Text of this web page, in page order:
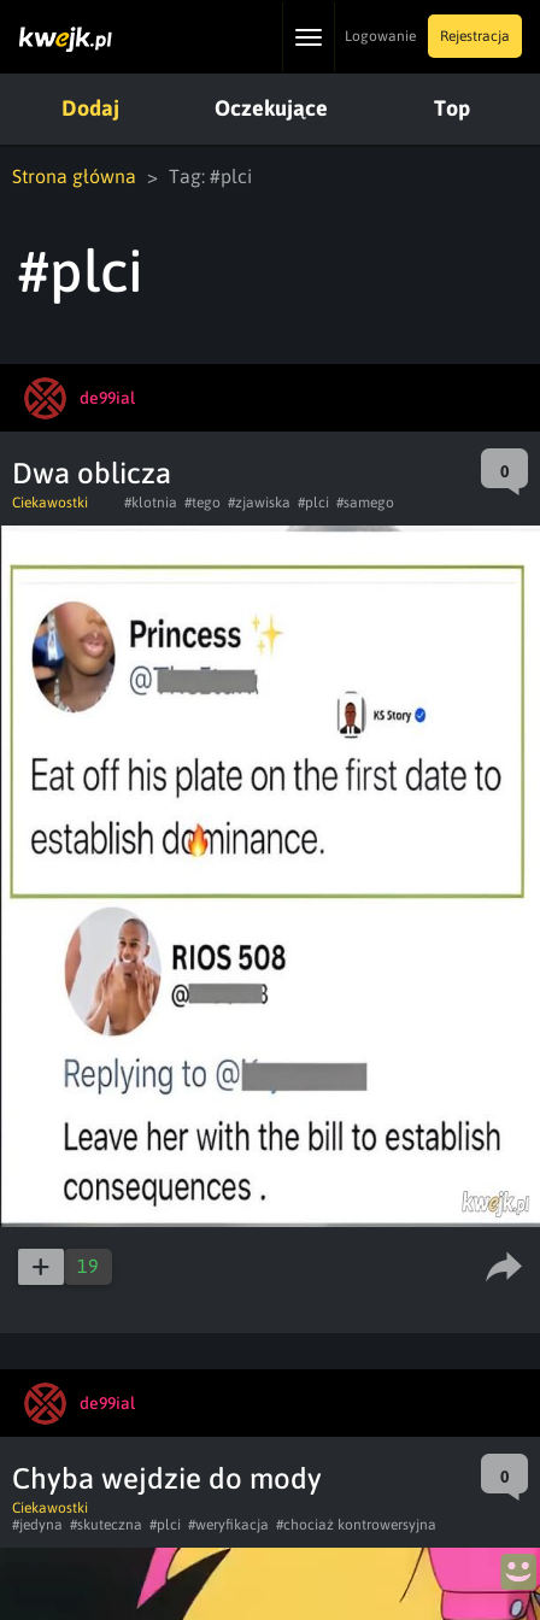
ToggleLogowanie Rejestracja
Dodaj Oczekujące Top
Strona główna Tag: #plci
#plci
de99ial
Dwa oblicza 0
Ciekawostki #klotnia #tego #zjawiska #plci #samego
19
de99ial
Chyba wejdzie do mody 0
Ciekawostki
#jedyna #skuteczna #plci #weryfikacja #chociaż kontrowersyjna